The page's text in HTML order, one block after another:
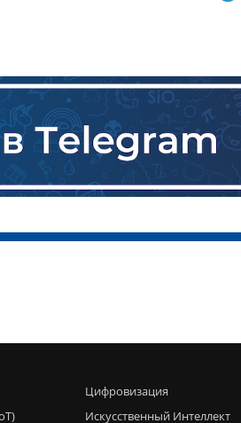
Цифровизация
Искусственный Интеллект